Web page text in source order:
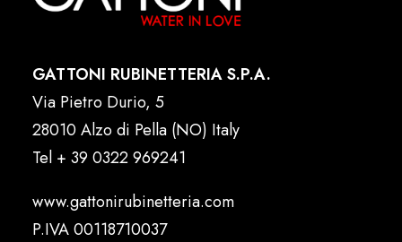
GATTONI RUBINETTERIA S.P.A.
Via Pietro Durio, 5
28010 Alzo di Pella (NO) Italy
Tel + 39 0322 969241
www.gattonirubinetteria.com
P.IVA 00118710037